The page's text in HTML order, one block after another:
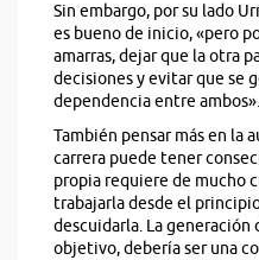
Sin embargo, por su lado
es bueno de inicio, «pero
amarras, dejar que la otra
decisiones y evitar que se
dependencia entre ambos».
También pensar más en la
carrera puede tener
propia requiere de mucho
trabajarla desde el
descuidarla. La generación
objetivo, debería ser una